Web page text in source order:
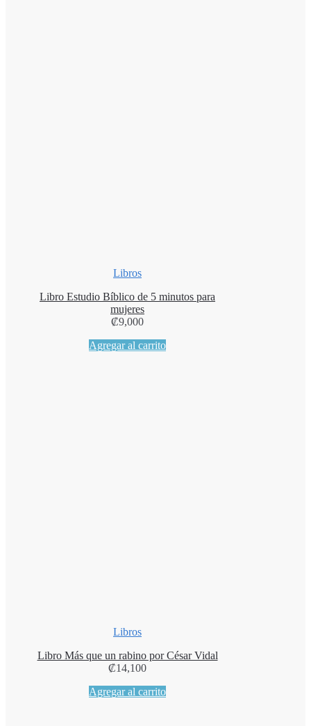
Libros
Libro Estudio Bíblico de 5 minutos para
mujeres
₡9,000
Agregar al carrito
Libros
Libro Más que un rabino por César Vidal
₡14,100
Agregar al carrito